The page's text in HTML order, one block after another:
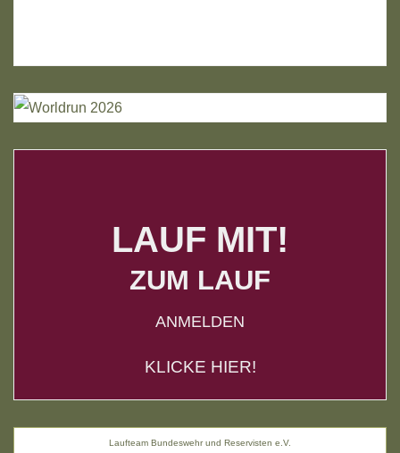
LAUF MIT!
ZUM LAUF
ANMELDEN
KLICKE HIER!
Laufteam Bundeswehr und Reservisten e.V.